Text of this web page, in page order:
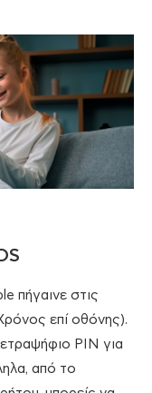
πήγαινε στις
επί οθόνης).
PIN για
από το